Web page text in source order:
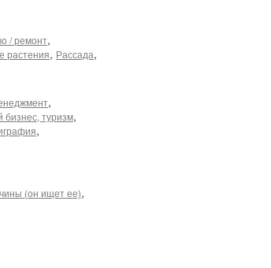
/ ремонт,
растения, Рассада,
,
бизнес, туризм,
,
(он ищет ее),